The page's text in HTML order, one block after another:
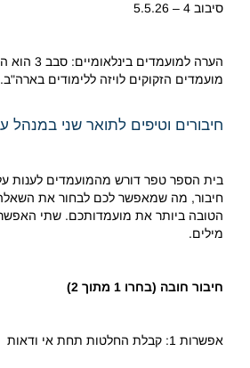
סיבוב 4 – 5.5.26
הערה
מועמדים הזקוקים לויזה ללימודים בארה"ב.
חיבורים וטיפים לתואר שני
בית הספר טפר דורש מהמועמדים לענות
חיבור, מה שמאפשר לכם לבחור את
מילים.
חיבור חובה (בחרו 1 מתוך 2)
אפשרות 1: קבלת החלטות תחת אי ודאות